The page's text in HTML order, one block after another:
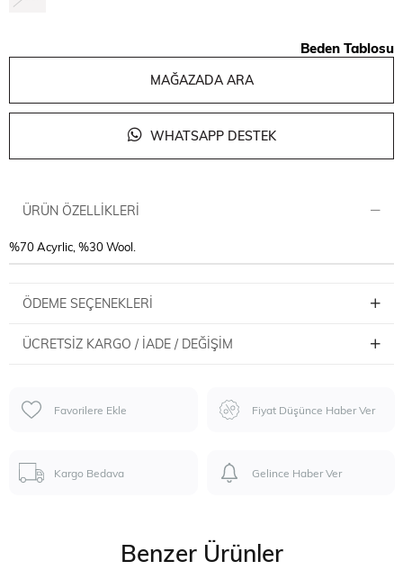
Beden Tablosu
MAĞAZADA ARA
WHATSAPP DESTEK
ÜRÜN ÖZELLIKLERI
%70 Acyrlic, %30 Wool.
ÖDEME SEÇENEKLERI
ÜCRETSIZ KARGO / İADE / DEĞIŞIM
Favorilere Ekle Fiyat Düşünce Haber Ver
Kargo Bedava Gelince Haber Ver
Benzer Ürünler